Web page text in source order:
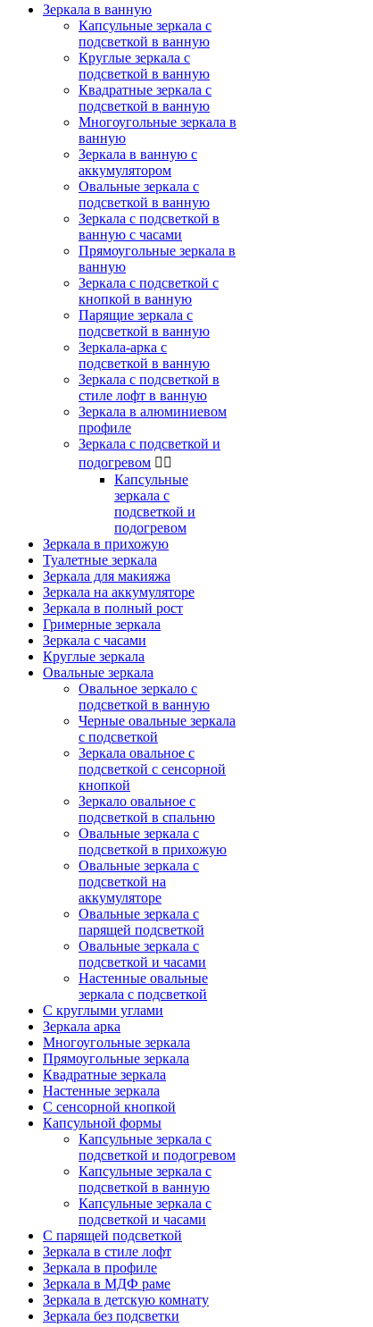
Зеркала в ванную
Капсульные зеркала с
подсветкой в ванную
Круглые зеркала с
подсветкой в ванную
Квадратные зеркала с
подсветкой в ванную
Многоугольные зеркала в
ванную
Зеркала в ванную с
аккумулятором
Овальные зеркала с
подсветкой в ванную
Зеркала с подсветкой в
ванную с часами
Прямоугольные зеркала в
ванную
Зеркала с подсветкой с
кнопкой в ванную
Парящие зеркала с
подсветкой в ванную
Зеркала-арка с
подсветкой в ванную
Зеркала с подсветкой в
стиле лофт в ванную
Зеркала в алюминиевом
профиле
Зеркала с подсветкой и
подогревом  
Капсульные
зеркала с
подсветкой и
подогревом
Зеркала в прихожую
Туалетные зеркала
Зеркала для макияжа
Зеркала на аккумуляторе
Зеркала в полный рост
Гримерные зеркала
Зеркала с часами
Круглые зеркала
Овальные зеркала
Овальное зеркало с
подсветкой в ванную
Черные овальные зеркала
с подсветкой
Зеркала овальное с
подсветкой с сенсорной
кнопкой
Зеркало овальное с
подсветкой в спальню
Овальные зеркала с
подсветкой в прихожую
Овальные зеркала с
подсветкой на
аккумуляторе
Овальные зеркала с
парящей подсветкой
Овальные зеркала с
подсветкой и часами
Настенные овальные
зеркала с подсветкой
С круглыми углами
Зеркала арка
Многоугольные зеркала
Прямоугольные зеркала
Квадратные зеркала
Настенные зеркала
С сенсорной кнопкой
Капсульной формы
Капсульные зеркала с
подсветкой и подогревом
Капсульные зеркала с
подсветкой в ванную
Капсульные зеркала с
подсветкой и часами
С парящей подсветкой
Зеркала в стиле лофт
Зеркала в профиле
Зеркала в МДФ раме
Зеркала в детскую комнату
Зеркала без подсветки